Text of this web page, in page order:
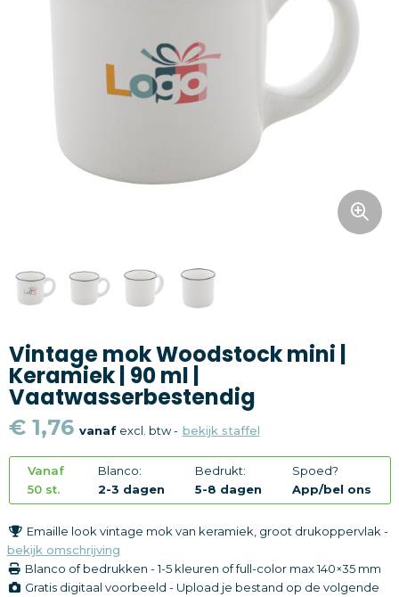
Outdoor en vrije tijd
Gereedschap en veiligheid
Snoepgoed
Home en living
Kantoorartikelen
Gadgets
Textiel
Thema
Merken
Vintage mok Woodstock mini |
Keramiek | 90 ml |
Vaatwasserbestendig
€ 1,76 vanafexcl. btw - bekijk staffel
Vanaf
50 st.
Blanco:
2-3 dagen
Bedrukt:
5-8 dagen
Spoed?
App/bel ons
Emaille look vintage mok van keramiek, groot drukoppervlak -
bekijk omschrijving
Blanco of bedrukken -1-5 kleuren of full-color max 140×35 mm
Gratis digitaal voorbeeld - Upload je bestand op de volgende